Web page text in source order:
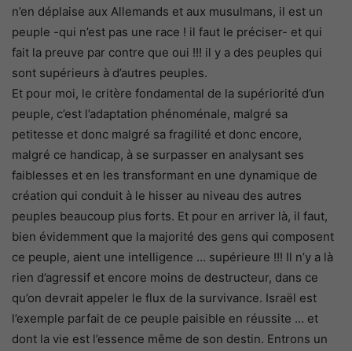
n’en déplaise aux Allemands et aux musulmans, il est un
peuple -qui n’est pas une race ! il faut le préciser- et qui
fait la preuve par contre que oui !!! il y a des peuples qui
sont supérieurs à d’autres peuples.
Et pour moi, le critère fondamental de la supériorité d’un
peuple, c’est l’adaptation phénoménale, malgré sa
petitesse et donc malgré sa fragilité et donc encore,
malgré ce handicap, à se surpasser en analysant ses
faiblesses et en les transformant en une dynamique de
création qui conduit à le hisser au niveau des autres
peuples beaucoup plus forts. Et pour en arriver là, il faut,
bien évidemment que la majorité des gens qui composent
ce peuple, aient une intelligence … supérieure !!! Il n’y a là
rien d’agressif et encore moins de destructeur, dans ce
qu’on devrait appeler le flux de la survivance. Israël est
l’exemple parfait de ce peuple paisible en réussite … et
dont la vie est l’essence même de son destin. Entrons un